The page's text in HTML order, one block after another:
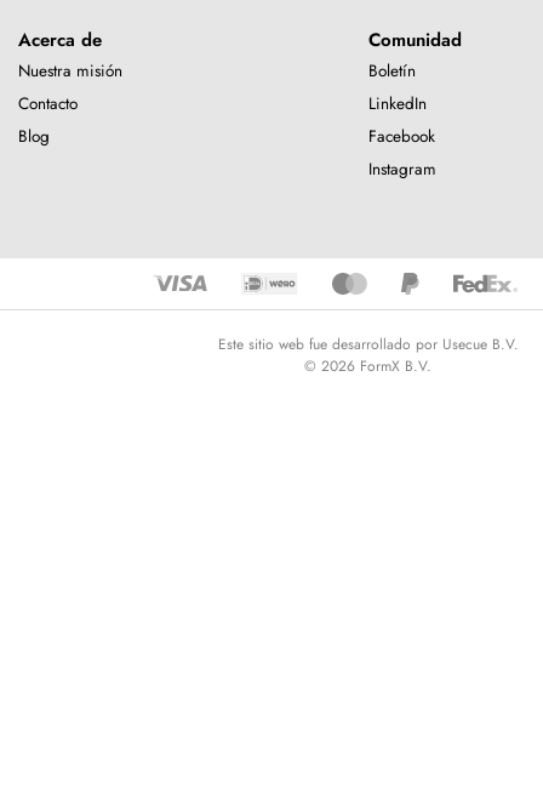
Acerca de
Nuestra misión
Contacto
Blog
Comunidad
Boletín
LinkedIn
Facebook
Instagram
Este sitio web fue desarrollado por Usecue B.V.
© 2026 FormX B.V.